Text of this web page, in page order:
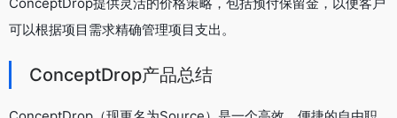
可以根据项目需求精确管理项目支出。
ConceptDrop产品总结